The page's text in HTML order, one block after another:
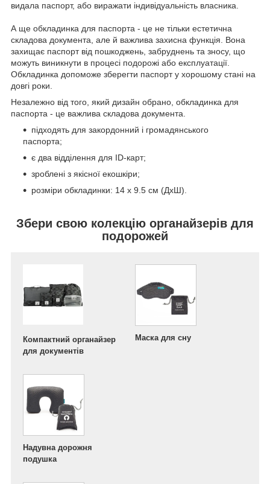
видала паспорт, або виражати індивідуальність власника.
А ще обкладинка для паспорта - це не тільки естетична
складова документа, але й важлива захисна функція. Вона
захищає паспорт від пошкоджень, забруднень та зносу, що
можуть виникнути в процесі подорожі або експлуатації.
Обкладинка допоможе зберегти паспорт у хорошому стані на
довгі роки.
Незалежно від того, який дизайн обрано, обкладинка для
паспорта - це важлива складова документа.
підходять для закордонний і громадянського
паспорта;
є два відділення для ID-карт;
зроблені з якісної екошкіри;
розміри обкладинки: 14 х 9.5 см (ДхШ).
Збери свою колекцію органайзерів для
подорожей
Компактний органайзер
для документів
Маска для сну
Надувна дорожня
подушка